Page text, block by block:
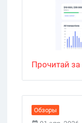
с
агентские
TG Ads и
ГЕО;
закрытой
сразу после
карт
Прочитай
Обзоры